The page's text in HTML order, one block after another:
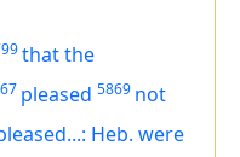
that the
pleased 5869 not
Heb. were